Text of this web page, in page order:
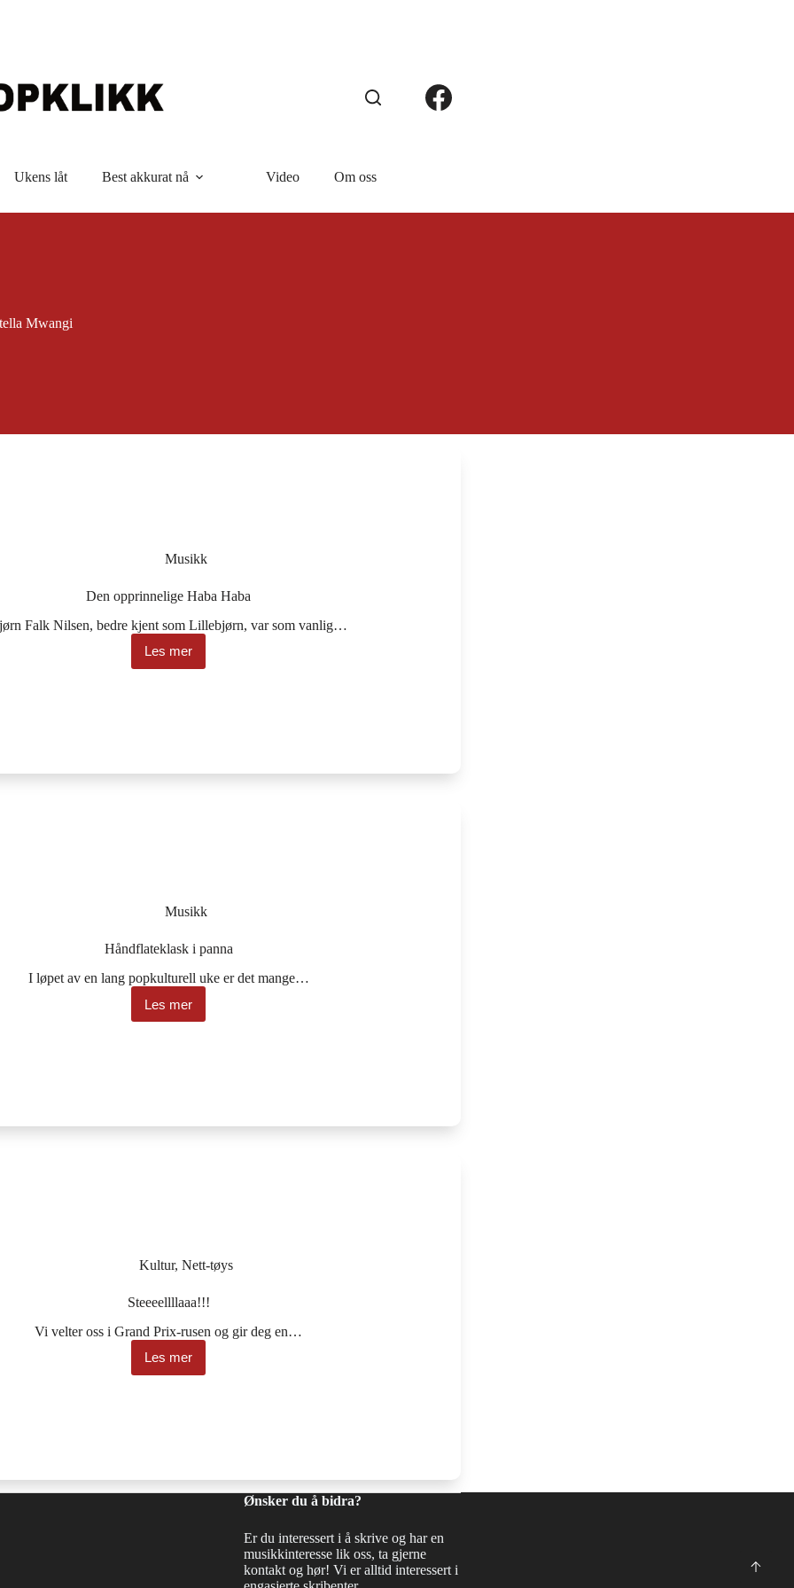
Ukens låt Best akkurat nå Video Om oss
Mwangi
Musikk
Den opprinnelige Haba Haba
Falk Nilsen, bedre kjent som Lillebjørn, var som vanlig…
Les mer
Den
opprinnelige
Musikk
Håndflateklask i panna
I løpet av en lang popkulturell uke er det mange…
Les merHåndflateklask
i
Kultur,Nett-tøys
Steeeellllaaa!!!
Vi velter oss i Grand Prix-rusen og gir deg en…
Les merSteeeellllaaa!!!
Ønsker du å bidra?
Er du interessert i å skrive og har en
musikkinteresse lik oss, ta gjerne
kontakt og hør! Vi er alltid interessert i